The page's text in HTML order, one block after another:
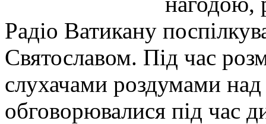
Радіо Ватикану
Святославом. Під час
слухачами роздумами
обговорювалися під час